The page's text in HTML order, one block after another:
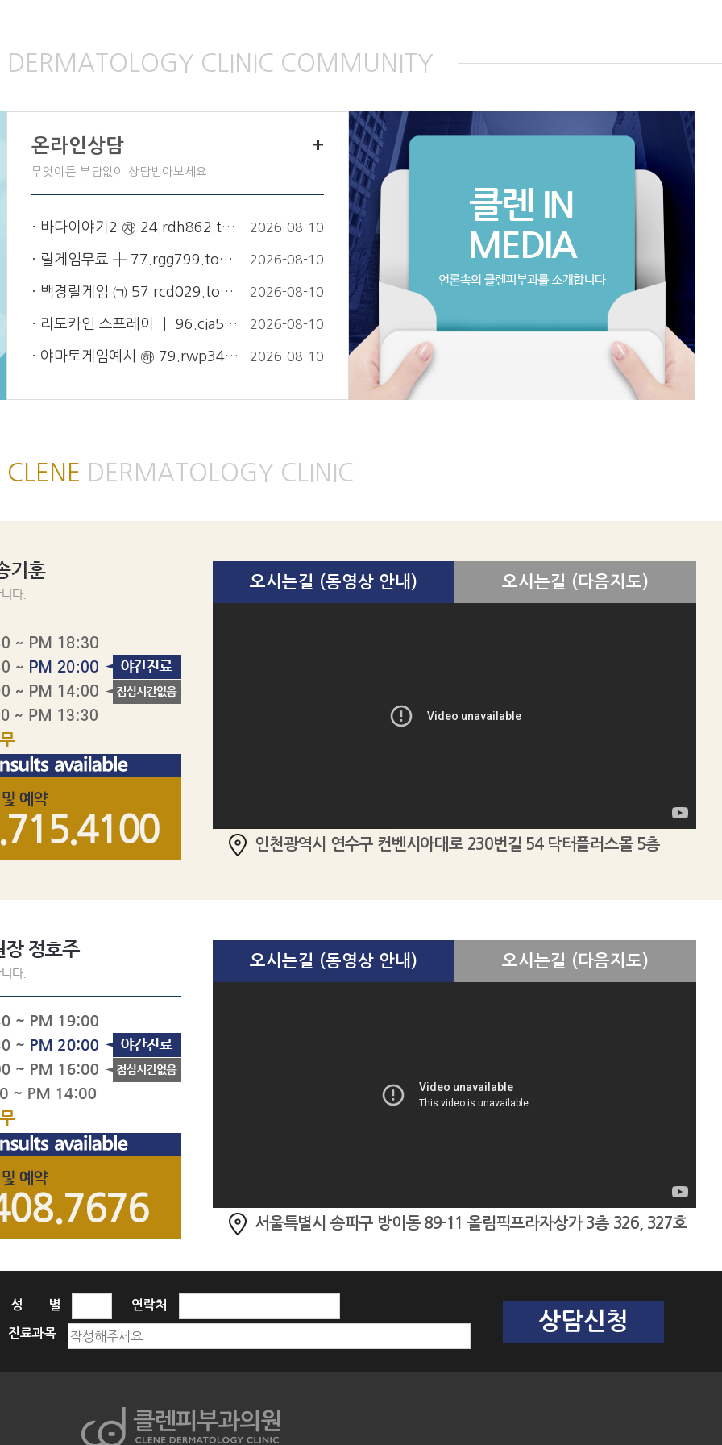
DERMATOLOGY CLINIC COMMUNITY
온라인상담
무엇이든 부담없이 상담받아보세요
+
바다이야기2 ㉶ 24.rdh862.t… 2026-08-10
릴게임무료 ╋ 77.rgg799.to… 2026-08-10
백경릴게임 ㈀ 57.rcd029.to… 2026-08-10
리도카인 스프레이 ┃ 96.cia56… 2026-08-10
야마토게임예시 ㉻ 79.rwp341.… 2026-08-10
CLENE DERMATOLOGY CLINIC
오시는길 (동영상 안내) 오시는길 (다음지도)
인천광역시 연수구 컨벤시아대로 230번길 54 닥터플러스몰 5층
오시는길 (동영상 안내) 오시는길 (다음지도)
서울 송파구 방이동 89-11
서울특별시 송파구 방이동 89-11 올림픽프라자상가 3층 326, 327호
성 별 연락처
진료과목